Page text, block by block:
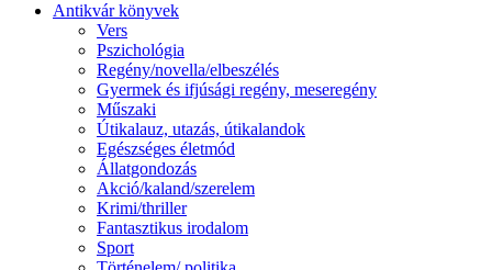
Antikvár könyvek
Vers
Pszichológia
Regény/novella/elbeszélés
Gyermek és ifjúsági regény, meseregény
Műszaki
Útikalauz, utazás, útikalandok
Egészséges életmód
Állatgondozás
Akció/kaland/szerelem
Krimi/thriller
Fantasztikus irodalom
Sport